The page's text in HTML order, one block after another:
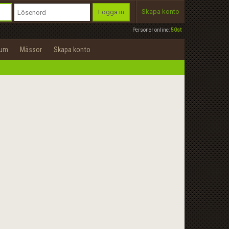
Personer online:50st
Logga in Skapa konto
Mässor Skapa konto